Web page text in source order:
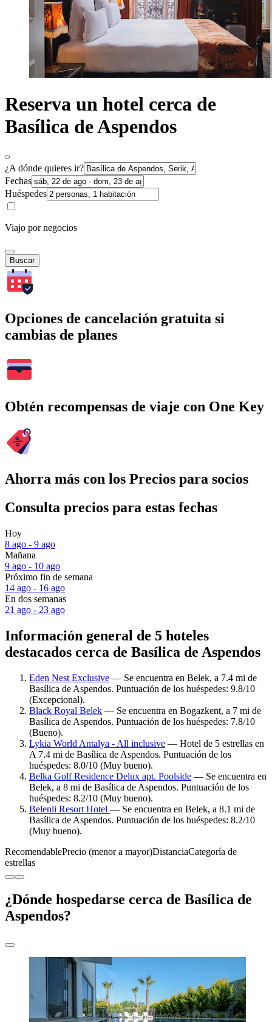
Reserva un hotel cerca de
Basílica de Aspendos
¿A dónde quieres ir?
Fechas
Huéspedes
Viajo por negocios
Buscar
Opciones de cancelación gratuita si
cambias de planes
Obtén recompensas de viaje con One Key
Ahorra más con los Precios para socios
Consulta precios para estas fechas
Hoy
8 ago - 9 ago
Mañana
9 ago - 10 ago
Próximo fin de semana
14 ago - 16 ago
En dos semanas
21 ago - 23 ago
Información general de 5 hoteles
destacados cerca de Basílica de Aspendos
Eden Nest Exclusive — Se encuentra en Belek, a 7.4 mi de
Basílica de Aspendos. Puntuación de los huéspedes: 9.8/10
(Excepcional).
Black Royal Belek — Se encuentra en Bogazkent, a 7 mi de
Basílica de Aspendos. Puntuación de los huéspedes: 7.8/10
(Bueno).
Lykia World Antalya - All inclusive — Hotel de 5 estrellas en
A 7.4 mi de Basílica de Aspendos. Puntuación de los
huéspedes: 8.0/10 (Muy bueno).
Belka Golf Residence Delux apt. Poolside — Se encuentra en
Belek, a 8 mi de Basílica de Aspendos. Puntuación de los
huéspedes: 8.2/10 (Muy bueno).
Belenli Resort Hotel — Se encuentra en Belek, a 8.1 mi de
Basílica de Aspendos. Puntuación de los huéspedes: 8.2/10
(Muy bueno).
RecomendablePrecio (menor a mayor)DistanciaCategoría de
estrellas
¿Dónde hospedarse cerca de Basílica de
Aspendos?